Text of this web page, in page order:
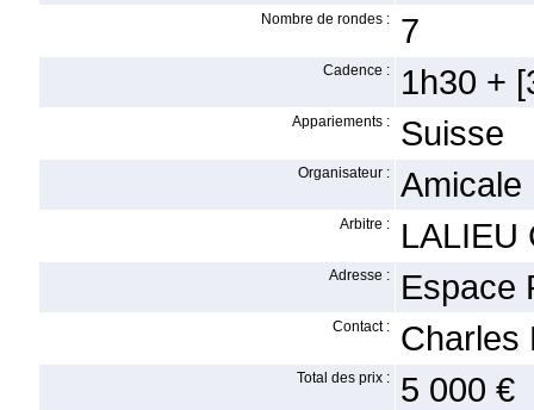
Nombre de rondes : 7
Cadence : 1h30 +
Appariements : Suisse
Organisateur : Amicale
Arbitre : LALIEU
Adresse : Espace
Contact : Charles
Total des prix : 5 000 €